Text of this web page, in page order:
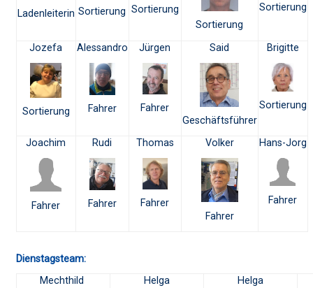
Ladenleiterin Sortierung Sortierung
Sortierung
Sortierung
Jozefa
Sortierung
Alessandro
Fahrer
Jürgen
Fahrer
Said
Geschäftsführer
Brigitte
Sortierung
Joachim
Fahrer
Rudi
Fahrer
Thomas
Fahrer
Volker
Fahrer
Hans-Jorg
Fahrer
Dienstagsteam:
Mechthild
Helga Helga